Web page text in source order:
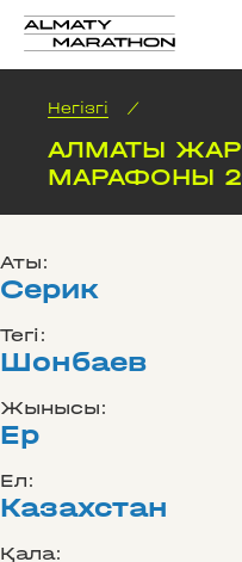
Негізгі /
АЛМАТЫ
МАРАФОНЫ
Аты:
Серик
Тегі:
Шонбаев
Жынысы:
Ер
Ел:
Казахстан
Қала: